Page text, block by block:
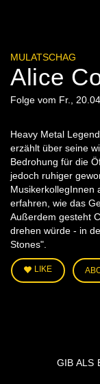
MULATSCHAG
Alice
Folge vom Fr.,
Heavy Metal
erzählt über seine
Bedrohung für die
jedoch ruhiger
MusikerkollegInnen
erfahren, wie das
Außerdem gesteht
drehen würde - in
Stones".
LIKE
GIB ALS